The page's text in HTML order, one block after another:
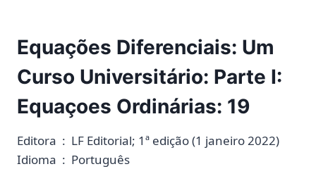
Equações Diferenciais: Um
Curso Universitário: Parte I:
Equaçoes Ordinárias: 19
Editora ‏ : ‎ LF Editorial; 1ª edição (1 janeiro 2022)
Idioma ‏ : ‎ Português